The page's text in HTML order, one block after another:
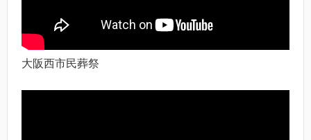
大阪西市民葬祭